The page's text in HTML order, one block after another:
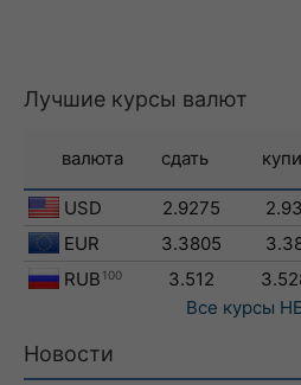
Лучшие курсы валют
валюта сдать
USD 2.9275
EUR
3.3805
RUB 100 3.512
Все курсы
Новости